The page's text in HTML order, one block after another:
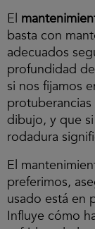
El
basta con
adecuados
profundidad
si nos fijamos
dibujo, y que
rodadura
El
preferimos,
usado está en
Influye cómo